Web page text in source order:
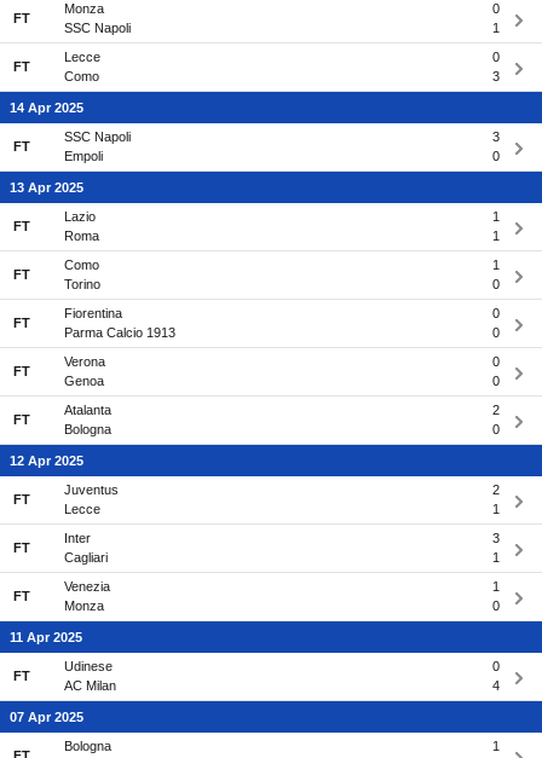
FT
Monza
0
SSC Napoli
1
FT
Lecce
0
Como
3
14 Apr 2025
FT
SSC Napoli
3
Empoli
0
13 Apr 2025
FT
Lazio
1
Roma
1
FT
Como
1
Torino
0
FT
Fiorentina
0
Parma Calcio 1913
0
FT
Verona
0
Genoa
0
FT
Atalanta
2
Bologna
0
12 Apr 2025
FT
Juventus
2
Lecce
1
FT
Inter
3
Cagliari
1
FT
Venezia
1
Monza
0
11 Apr 2025
FT
Udinese
0
AC Milan
4
07 Apr 2025
Bologna 1